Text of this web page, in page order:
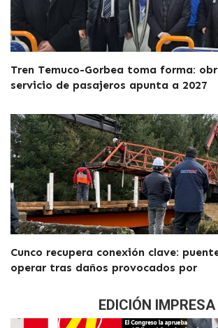
Tren Temuco-Gorbea toma forma:
servicio de pasajeros apunta a 2027
Cunco recupera conexión clave:
operar tras daños provocados por
EDICIÓN IMPRESA